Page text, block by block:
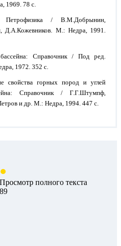
1969. 78 с.
/ В.М.Добрынин,
Д.А.Кожевников. М.: Недра, 1991.
бассейна: Справочник / Под ред.
1972. 352 с.
свойства горных пород и углей
Справочник / Г.Г.Штумпф,
и др. М.: Недра, 1994. 447 с.
Просмотр полного текста
89